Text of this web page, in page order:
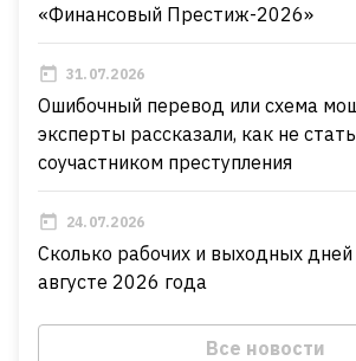
«Финансовый Престиж-2026»
31.07.2026
Ошибочный перевод или схема
эксперты рассказали, как не
соучастником преступления
24.07.2026
Сколько рабочих и выходных дней
августе 2026 года
Все новости